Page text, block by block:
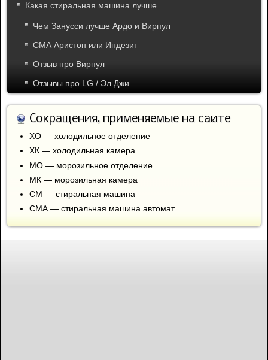
Какая стиральная машина лучше
Чем Занусси лучше Ардо и Вирпул
СМА Аристон или Индезит
Отзыв про Вирпул
Отзывы про LG / Эл Джи
Сокращения, применяемые на сайте
ХО — холодильное отделение
ХК — холодильная камера
МО — морозильное отделение
МК — морозильная камера
СМ — стиральная машина
СМА — стиральная машина автомат